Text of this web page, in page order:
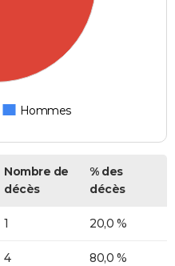
Hommes
Nombre de
décès
% des
décès
1 20,0 %
4 80,0 %